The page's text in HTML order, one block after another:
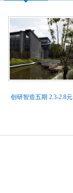
创研智造五期 2.3-2.8元